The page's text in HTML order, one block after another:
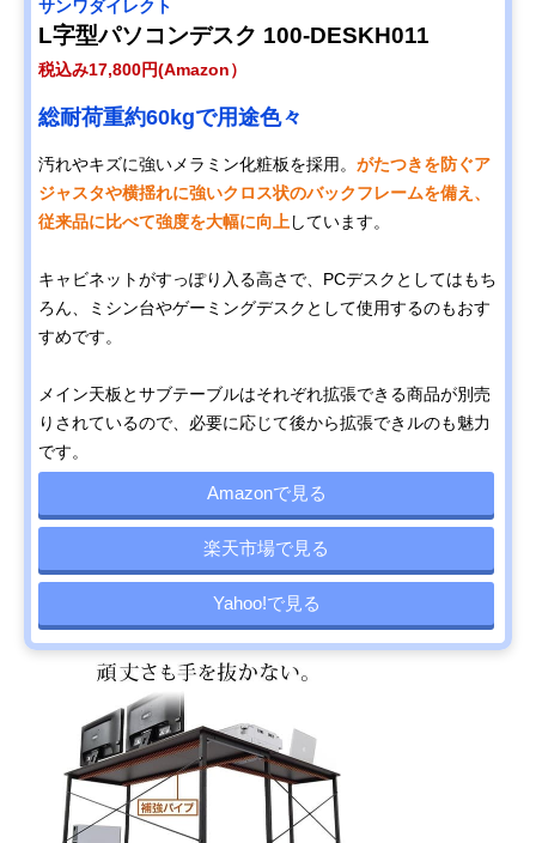
‎サンワダイレクト
L字型パソコンデスク 100-DESKH011
税込み17,800円(Amazon）
総耐荷重約60kgで用途色々
汚れやキズに強いメラミン化粧板を採用。 がたつきを防ぐア
ジャスタや横揺れに強いクロス状のバックフレームを備え、
従来品に比べて強度を大幅に向上 しています。
キャビネットがすっぽり入る高さで、PCデスクとしてはもち
ろん、ミシン台やゲーミングデスクとして使用するのもおす
すめです。
メイン天板とサブテーブルはそれぞれ拡張できる商品が別売
りされているので、必要に応じて後から拡張できルのも魅力
です。
Amazonで見る
楽天市場で見る
Yahoo!で見る